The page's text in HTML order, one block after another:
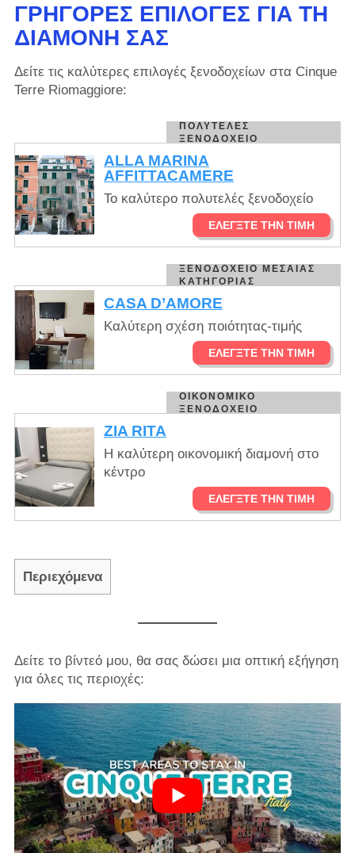
ΓΡΉΓΟΡΕΣ ΕΠΙΛΟΓΈΣ ΓΙΑ ΤΗ
ΔΙΑΜΟΝΉ ΣΑΣ
Δείτε τις καλύτερες επιλογές ξενοδοχείων στα Cinque
Terre Riomaggiore:
ΠΟΛΥΤΕΛΈΣ
ΞΕΝΟΔΟΧΕΊΟ
ALLA MARINA
AFFITTACAMERE
Το καλύτερο πολυτελές ξενοδοχείο
ΕΛΈΓΞΤΕ ΤΗΝ ΤΙΜΉ
ΞΕΝΟΔΟΧΕΊΟ ΜΕΣΑΊΑΣ
ΚΑΤΗΓΟΡΊΑΣ
CASA D’AMORE
Καλύτερη σχέση ποιότητας-τιμής
ΕΛΈΓΞΤΕ ΤΗΝ ΤΙΜΉ
ΟΙΚΟΝΟΜΙΚΌ
ΞΕΝΟΔΟΧΕΊΟ
ZIA RITA
Η καλύτερη οικονομική διαμονή στο
κέντρο
ΕΛΈΓΞΤΕ ΤΗΝ ΤΙΜΉ
Περιεχόμενα
Δείτε το βίντεό μου, θα σας δώσει μια οπτική εξήγηση
για όλες τις περιοχές: